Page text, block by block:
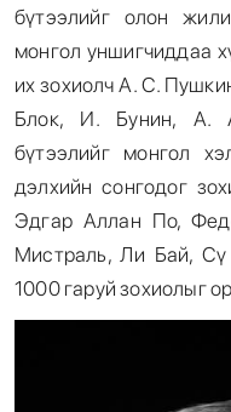
бүтээлийг олон
монгол уншигчиддаа
их зохиолч А. С.
Блок, И. Бунин, А.
бүтээлийг монгол
дэлхийн сонгодог
Эдгар Аллан По,
Мистраль, Ли Бай, Сү
1000 гаруй зохиолыг